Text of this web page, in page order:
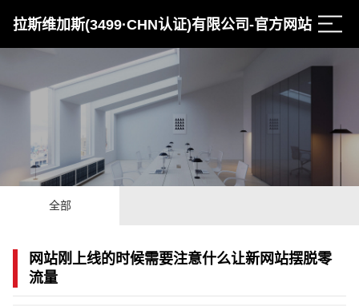
拉斯维加斯(3499·CHN认证)有限公司-官方网站
全部
网站刚上线的时候需要注意什么让新网站摆脱零
流量